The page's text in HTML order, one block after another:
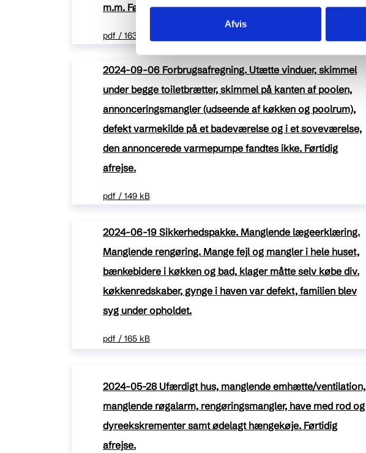
Afvis
m.m. Førtidig afrejse.
pdf / 163 kB
2024-09-06 Forbrugsafregning. Utætte vinduer, skimmel
under begge toiletbrætter, skimmel på kanten af poolen,
annonceringsmangler (udseende af køkken og poolrum),
defekt varmekilde på et badeværelse og i et soveværelse,
den annoncerede varmepumpe fandtes ikke. Førtidig
afrejse.
pdf / 149 kB
2024-06-19 Sikkerhedspakke. Manglende lægeerklæring.
Manglende rengøring. Mange fejl og mangler i hele huset,
bænkebidere i køkken og bad, klager måtte selv købe div.
køkkenredskaber, gynge i haven var defekt, familien blev
syg under opholdet.
pdf / 165 kB
2024-05-28 Ufærdigt hus, manglende emhætte/ventilation,
manglende røgalarm, rengøringsmangler, have med rod og
dyreekskrementer samt ødelagt hængekøje. Førtidig
afrejse.